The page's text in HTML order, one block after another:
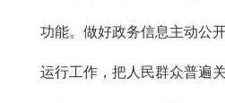
功能。做好政务信息主动公
运行工作，把人民群众普遍